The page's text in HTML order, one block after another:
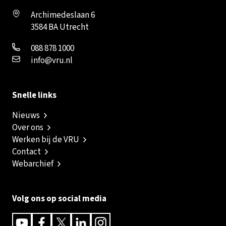
Archimedeslaan 6
3584 BA Utrecht
088 878 1000
info@vru.nl
Snelle links
Nieuws
Over ons
Werken bij de VRU
Contact
Webarchief
Volg ons op social media
YoutubeFacebookTwitterLinkedinInstagram